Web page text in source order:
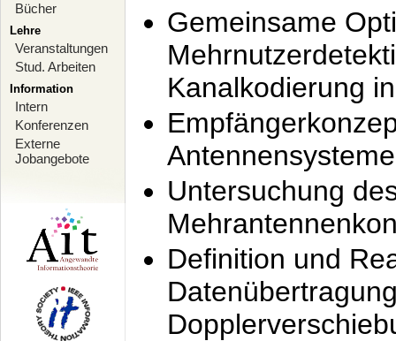
Bücher
Lehre
Veranstaltungen
Stud. Arbeiten
Information
Intern
Konferenzen
Externe
Jobangebote
Gemeinsame
Kanalkodierung
Antennensysteme
Untersuchung
Definition und